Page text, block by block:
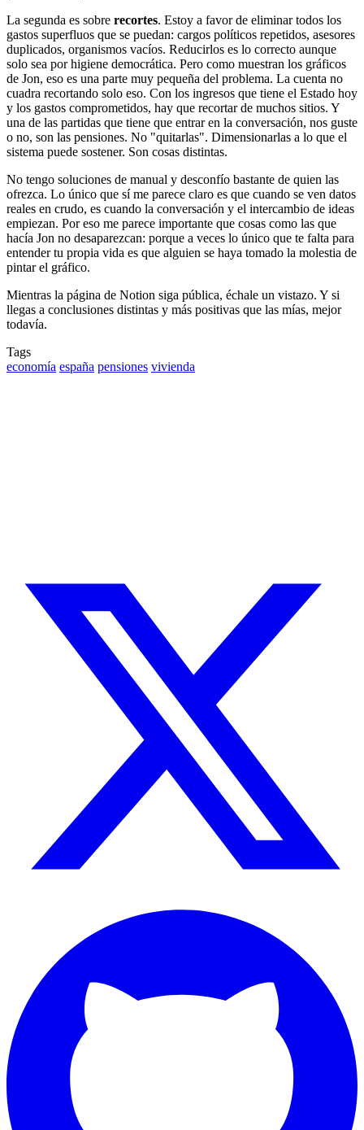
La segunda es sobre recortes. Estoy a favor de eliminar todos los
gastos superfluos que se puedan: cargos políticos repetidos, asesores
duplicados, organismos vacíos. Reducirlos es lo correcto aunque
solo sea por higiene democrática. Pero como muestran los gráficos
de Jon, eso es una parte muy pequeña del problema. La cuenta no
cuadra recortando solo eso. Con los ingresos que tiene el Estado hoy
y los gastos comprometidos, hay que recortar de muchos sitios. Y
una de las partidas que tiene que entrar en la conversación, nos guste
o no, son las pensiones. No "quitarlas". Dimensionarlas a lo que el
sistema puede sostener. Son cosas distintas.
No tengo soluciones de manual y desconfío bastante de quien las
ofrezca. Lo único que sí me parece claro es que cuando se ven datos
reales en crudo, es cuando la conversación y el intercambio de ideas
empiezan. Por eso me parece importante que cosas como las que
hacía Jon no desaparezcan: porque a veces lo único que te falta para
entender tu propia vida es que alguien se haya tomado la molestia de
pintar el gráfico.
Mientras la página de Notion siga pública, échale un vistazo. Y si
llegas a conclusiones distintas y más positivas que las mías, mejor
todavía.
Tags
economía españa pensiones vivienda